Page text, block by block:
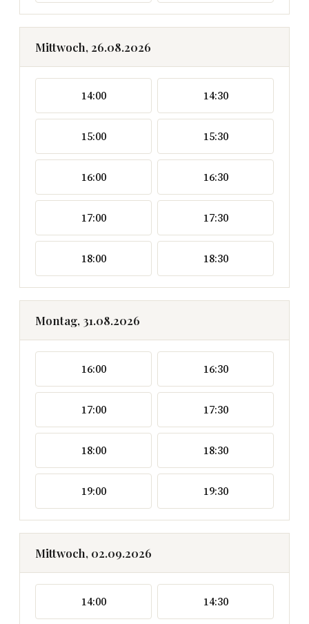
Mittwoch, 26.08.2026
14:00 14:30
15:00 15:30
16:00 16:30
17:00 17:30
18:00 18:30
Montag, 31.08.2026
16:00 16:30
17:00 17:30
18:00 18:30
19:00 19:30
Mittwoch, 02.09.2026
14:00 14:30